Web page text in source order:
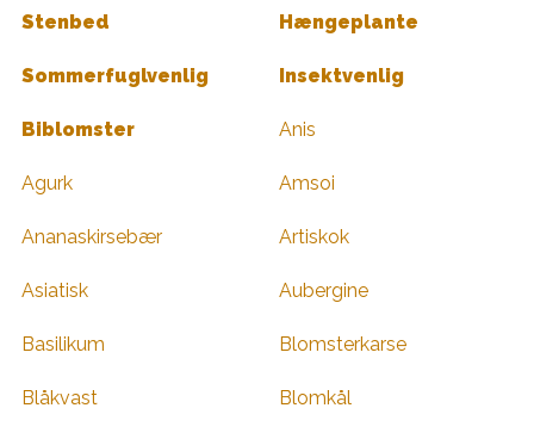
Stenbed Hængeplante
Sommerfuglvenlig Insektvenlig
Biblomster Anis
Agurk Amsoi
Ananaskirsebær Artiskok
Asiatisk Aubergine
Basilikum Blomsterkarse
Blåkvast Blomkål